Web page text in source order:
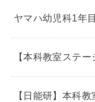
ヤマハ幼児科1年
【本科教室ステ
【日能研】本科